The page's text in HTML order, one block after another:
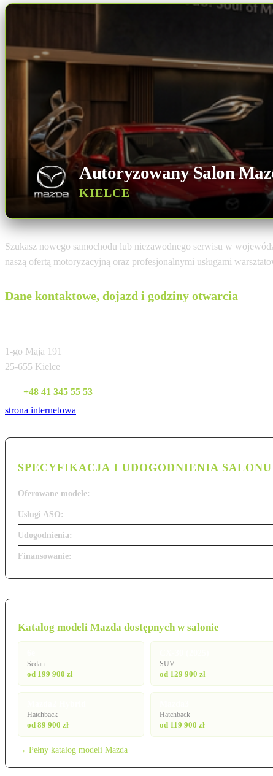
Autoryzowany Salon
KIELCE
Szukasz nowego samochodu lub niezawodnego serwisu w
naszą ofertą motoryzacyjną oraz profesjonalnymi usługami
Dane kontaktowe, dojazd i godziny otwarcia
1-go Maja 191
25-655 Kielce
+48 41 345 55 53
strona internetowa
SPECYFIKACJA I UDOGODNIENIA SALONU
Oferowane modele:
Usługi ASO:
Udogodnienia:
Finansowanie:
Katalog modeli Mazda dostępnych w salonie
Sedan
od 199 900 zł
SUV
od 129 900 zł
Hatchback
od 89 900 zł
Hatchback
od 119 900 zł
→ Pełny katalog modeli Mazda